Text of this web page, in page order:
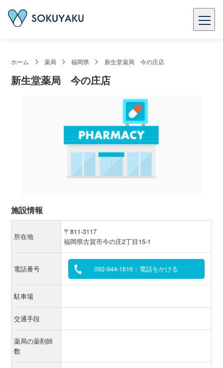
ホーム 薬局 福岡県 新生堂薬局 今の庄店
新生堂薬局 今の庄店
施設情報
所在地
〒811-3117
福岡県古賀市今の庄2丁目15-1
電話番号 092-944-1616：電話をかける
駐車場
交通手段
薬局の薬剤師
数